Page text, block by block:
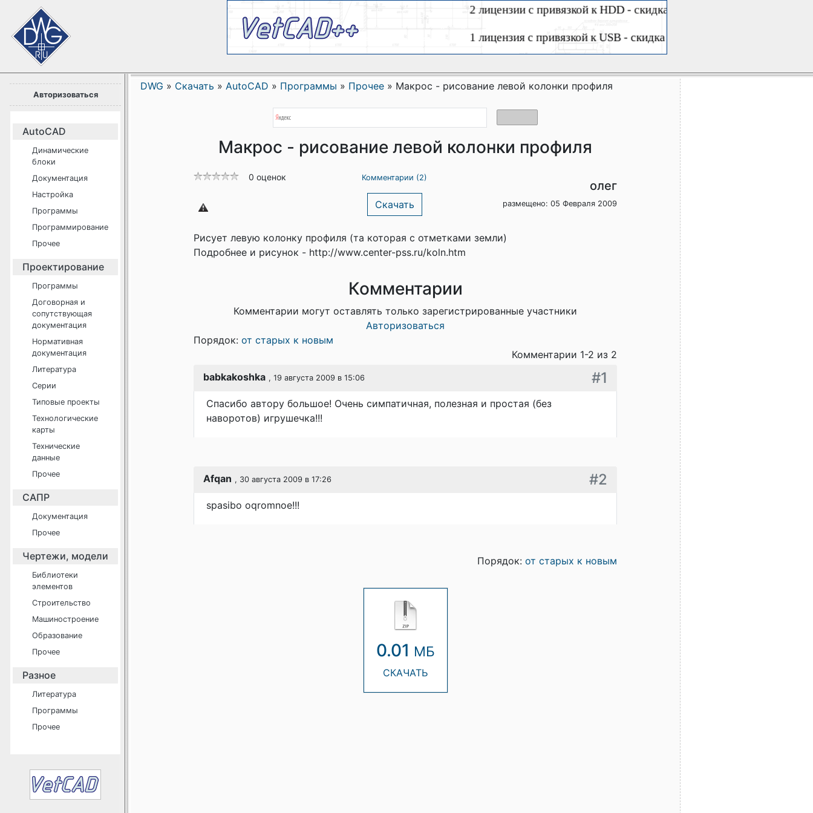
Авторизоваться
AutoCAD
Динамические
блоки
Документация
Настройка
Программы
Программирование
Прочее
Проектирование
Программы
Договорная и
сопутствующая
документация
Нормативная
документация
Литература
Серии
Типовые проекты
Технологические
карты
Технические
данные
Прочее
САПР
Документация
Прочее
Чертежи, модели
Библиотеки
элементов
Строительство
Машиностроение
Образование
Прочее
Разное
Литература
Программы
Прочее
DWG » Скачать » AutoCAD » Программы » Прочее » Макрос - рисование левой колонки профиля
Макрос - рисование левой колонки профиля
0 оценок Комментарии (2)
Скачать
олег
размещено: 05 Февраля 2009
Рисует левую колонку профиля (та которая с отметками земли)
Подробнее и рисунок - http://www.center-pss.ru/koln.htm
Комментарии
Комментарии могут оставлять только зарегистрированные участники
Авторизоваться
Порядок: от старых к новым
Комментарии 1-2 из 2
babkakoshka , 19 августа 2009 в 15:06 #1
Спасибо автору большое! Очень симпатичная, полезная и простая (без
наворотов) игрушечка!!!
Afqan , 30 августа 2009 в 17:26 #2
spasibo oqromnoe!!!
Порядок: от старых к новым
0.01 МБ
СКАЧАТЬ